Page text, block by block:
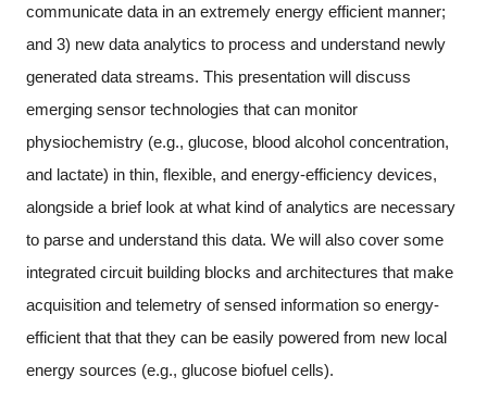
communicate data in an extremely energy efficient manner;
and 3) new data analytics to process and understand newly
generated data streams. This presentation will discuss
emerging sensor technologies that can monitor
physiochemistry (e.g., glucose, blood alcohol concentration,
and lactate) in thin, flexible, and energy-efficiency devices,
alongside a brief look at what kind of analytics are necessary
to parse and understand this data. We will also cover some
integrated circuit building blocks and architectures that make
acquisition and telemetry of sensed information so energy-
efficient that that they can be easily powered from new local
energy sources (e.g., glucose biofuel cells).